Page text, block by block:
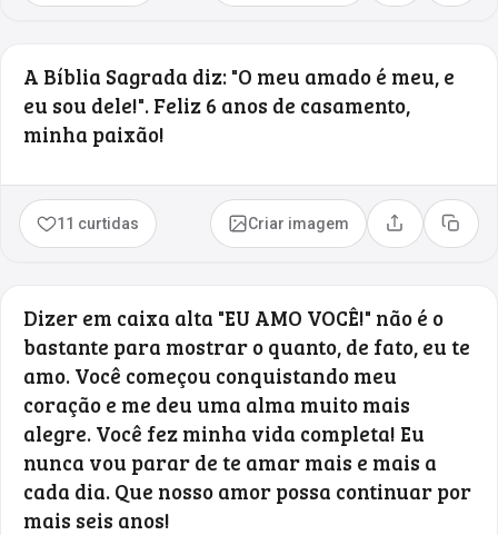
A Bíblia Sagrada diz: "O meu amado é meu, e
eu sou dele!". Feliz 6 anos de casamento,
minha paixão!
11 curtidas Criar imagem Compartilhar
Copiar
Dizer em caixa alta "EU AMO VOCÊ!" não é o
bastante para mostrar o quanto, de fato, eu te
amo. Você começou conquistando meu
coração e me deu uma alma muito mais
alegre. Você fez minha vida completa! Eu
nunca vou parar de te amar mais e mais a
cada dia. Que nosso amor possa continuar por
mais seis anos!